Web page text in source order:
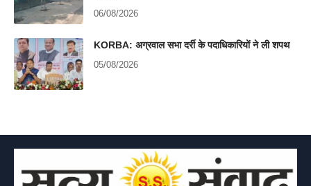
06/08/2026
KORBA: अग्रवाल सभा दर्री के पदाधिकारियों ने ली शपथ
05/08/2026